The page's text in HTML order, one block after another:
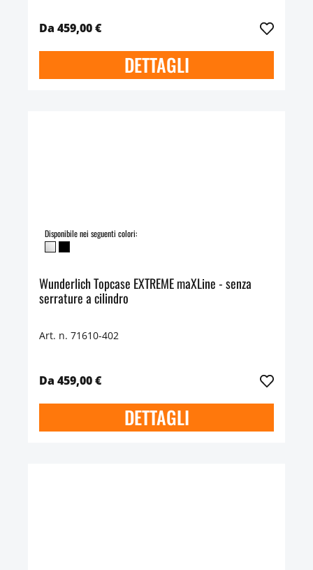
Da 459,00 €
DETTAGLI
Disponibile nei seguenti colori:
Wunderlich Topcase EXTREME maXLine - senza
serrature a cilindro
Art. n. 71610-402
Da 459,00 €
DETTAGLI